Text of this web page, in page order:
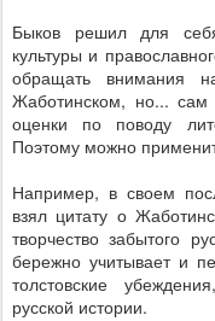
Быков решил для
культуры и
обращать внимания
Жаботинском, но... сам
оценки по поводу
Поэтому можно
Например, в своем
взял цитату о
творчество забытого
бережно учитывает и
толстовские
русской истории.